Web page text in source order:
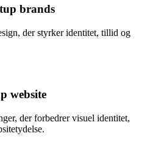
brands
der styrker identitet, tillid og
website
der forbedrer visuel identitet,